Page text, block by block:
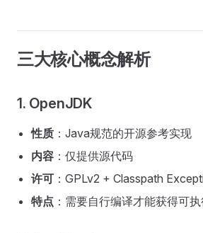
三大核心概念解析
1. OpenJDK
性质 ：Java规范的开源参考实现
内容 ：仅提供源代码
许可 ：GPLv2 + Classpath
特点 ：需要自行编译才能获得可